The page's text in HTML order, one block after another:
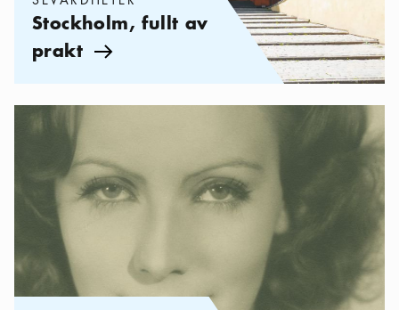
Stockholm, fullt av
prakt Pil ikon
Kategorier: